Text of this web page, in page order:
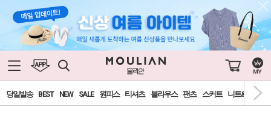
당일발송 BEST NEW SALE 원피스 티셔츠 블라우스 팬츠 스커트 니트&가디건